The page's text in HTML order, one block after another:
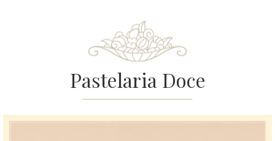
Pastelaria Doce